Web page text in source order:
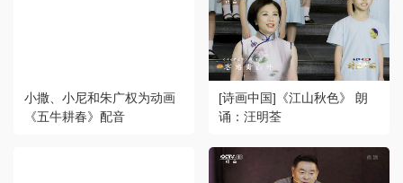
小撒、小尼和朱广权为动画
《五牛耕春》配音
[诗画中国]《江山秋色》 朗
诵：汪明荃